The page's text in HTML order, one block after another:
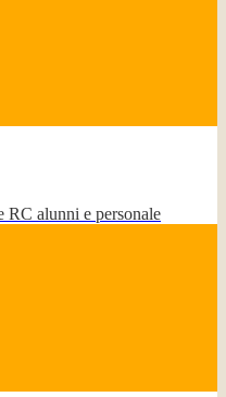
alunni e personale